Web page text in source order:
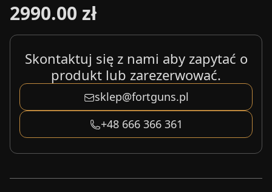
2990.00 zł
Skontaktuj się z nami aby zapytać o
produkt lub zarezerwować.
sklep@fortguns.pl
+48 666 366 361